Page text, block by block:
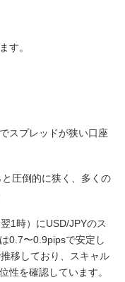
す。
スプレッドが狭い口座
圧倒的に狭く、多くの
1時）にUSD/JPYのス
0.7〜0.9pipsで安定し
移しており、スキャル
性を確認しています。